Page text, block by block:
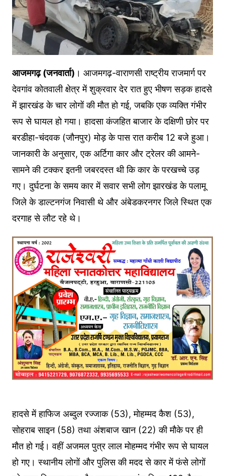
आजमगढ़ (जनवार्ता) । आजमगढ़-वाराणसी राष्ट्रीय राजमार्ग पर
देवगांव कोतवाली क्षेत्र में शुक्रवार देर रात हुए भीषण सड़क हादसे
में झारखंड के चार लोगों की मौत हो गई, जबकि एक व्यक्ति गंभीर
रूप से घायल हो गया। हादसा कंजहित बाजार के दक्षिणी छोर पर
बरडीहा-चंदवक (जौनपुर) मोड़ के पास रात करीब 12 बजे हुआ।
जानकारी के अनुसार, एक अर्टिगा कार और ट्रेलर की आमने-
सामने की टक्कर इतनी जबरदस्त थी कि कार के परखच्चे उड़
गए। दुर्घटना के समय कार में सवार सभी लोग झारखंड के पलामू
जिले के डाल्टनगंज निवासी थे और अंबेडकरनगर जिले स्थित एक
दरगाह से लौट रहे थे।
हादसे में हाफिज अब्दुल रज्जाक (53), मोहम्मद कैश (53),
सोहराब साइन (58) तथा अंशबाज खान (22) की मौके पर ही
मौत हो गई। वहीं अजमल पुत्र लाल मोहम्मद गंभीर रूप से घायल
हो गए। स्थानीय लोगों और पुलिस की मदद से कार में फंसे लोगों